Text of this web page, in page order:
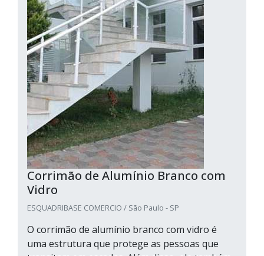
Corrimão de Alumínio Branco com
Vidro
ESQUADRIBASE COMERCIO / São Paulo - SP
O corrimão de alumínio branco com vidro é
uma estrutura que protege as pessoas que